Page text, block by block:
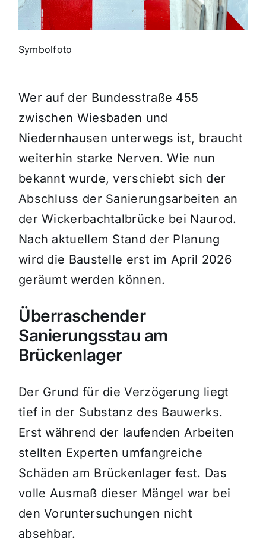
Symbolfoto
Wer auf der Bundesstraße 455
zwischen Wiesbaden und
Niedernhausen unterwegs ist, braucht
weiterhin starke Nerven. Wie nun
bekannt wurde, verschiebt sich der
Abschluss der Sanierungsarbeiten an
der Wickerbachtalbrücke bei Naurod.
Nach aktuellem Stand der Planung
wird die Baustelle erst im April 2026
geräumt werden können.
Überraschender
Sanierungsstau am
Brückenlager
Der Grund für die Verzögerung liegt
tief in der Substanz des Bauwerks.
Erst während der laufenden Arbeiten
stellten Experten umfangreiche
Schäden am Brückenlager fest. Das
volle Ausmaß dieser Mängel war bei
den Voruntersuchungen nicht
absehbar.